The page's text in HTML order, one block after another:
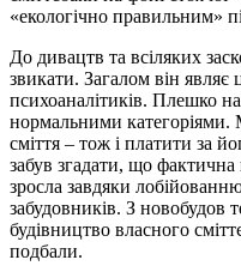
«екологічно правильним»
До дивацтв та всіляких
звикати. Загалом він являє
психоаналітиків. Плешко
нормальними
сміття – тож і платити за
забув згадати, що фактична
зросла завдяки
забудовників. З новобудов
будівництво власного
подбали.